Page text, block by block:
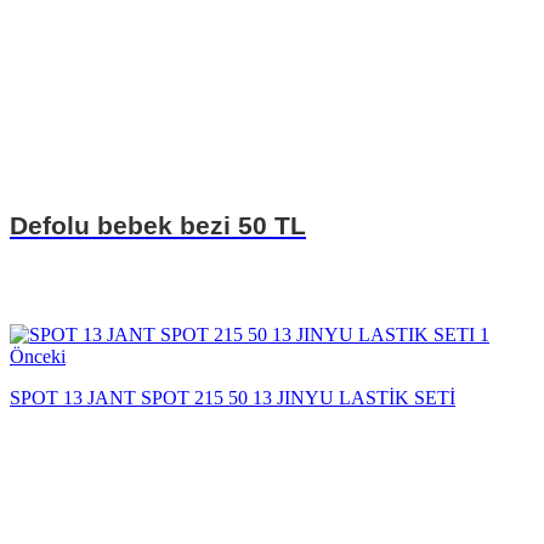
Defolu bebek bezi 50 TL
Önceki
SPOT 13 JANT SPOT 215 50 13 JINYU LASTİK SETİ